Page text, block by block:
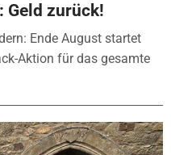
Geld zurück!
Ende August startet
Aktion für das gesamte